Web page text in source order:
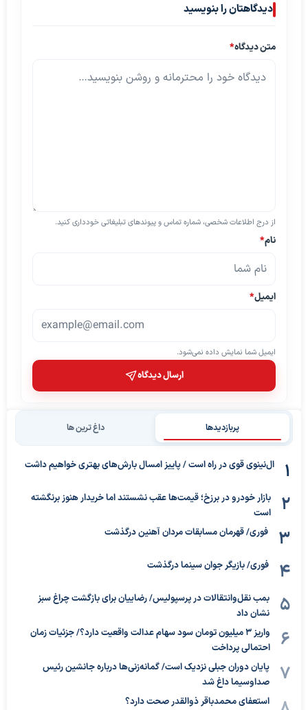
دیدگاهتان را بنویسید
متن دیدگاه*
از درج اطلاعات شخصی، شماره تماس و پیوندهای تبلیغاتی خودداری کنید.
نام*
ایمیل*
ایمیل شما نمایش داده نمی‌شود.
ارسال دیدگاه
پربازدیدها داغ ترین ها
ال‌نینوی قوی در راه است / پاییز امسال بارش‌های بهتری خواهیم داشت
بازار خودرو در برزخ؛ قیمت‌ها عقب نشستند اما خریدار هنوز برنگشته
است
فوری/ قهرمان مسابقات مردان آهنین درگذشت
فوری/ بازیگر جوان سینما درگذشت
بمب نقل‌وانتقالات در پرسپولیس/ رضاییان برای بازگشت چراغ سبز
نشان داد
واریز ۳ میلیون تومان سود سهام عدالت واقعیت دارد؟/ جزئیات زمان
احتمالی پرداخت
پایان دوران جبلی نزدیک است/ گمانه‌زنی‌ها درباره جانشین رئیس
صداوسیما داغ شد
استعفای محمدباقر ذوالقدر صحت دارد؟